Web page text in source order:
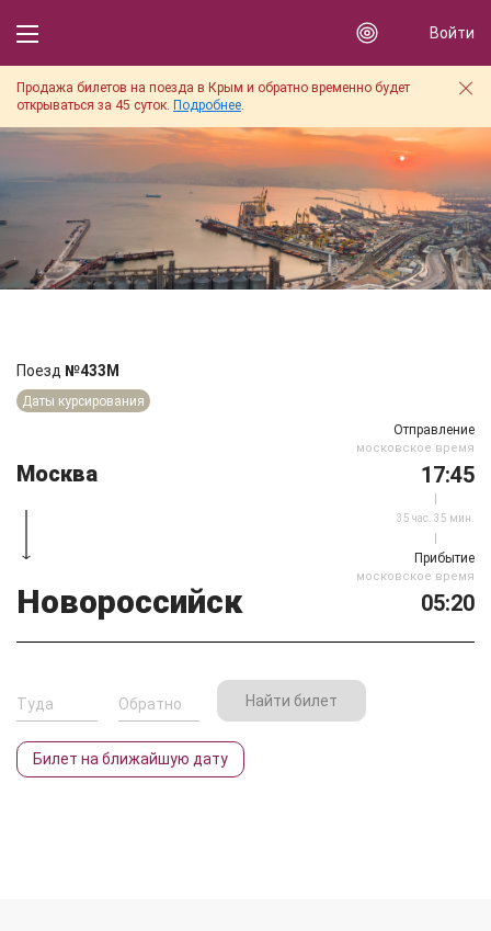
Войти
Продажа билетов на поезда в Крым и обратно временно будет
открываться за 45 суток. Подробнее.
Поезд №433М
Даты курсирования
Москва
Новороссийск
Отправление
московское время
17:45
35 час. 35 мин.
Прибытие
московское время
05:20
Найти билет
Билет на ближайшую дату